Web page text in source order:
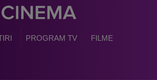
PROGRAM TV FILME